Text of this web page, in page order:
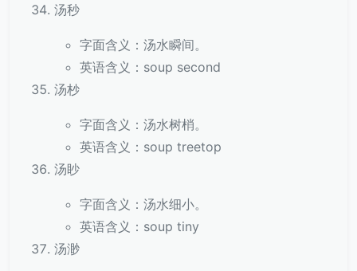
汤秒
字面含义：汤水瞬间。
英语含义：soup second
汤杪
字面含义：汤水树梢。
英语含义：soup treetop
汤眇
字面含义：汤水细小。
英语含义：soup tiny
汤渺